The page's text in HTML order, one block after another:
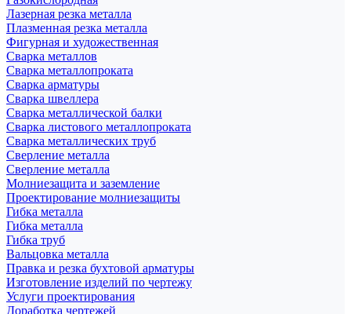
Лазерная резка металла
Плазменная резка металла
Фигурная и художественная
Сварка металлов
Сварка металлопроката
Сварка арматуры
Сварка швеллера
Сварка металлической балки
Сварка листового металлопроката
Сварка металлических труб
Сверление металла
Сверление металла
Молниезащита и заземление
Проектирование молниезащиты
Гибка металла
Гибка металла
Гибка труб
Вальцовка металла
Правка и резка бухтовой арматуры
Изготовление изделий по чертежу
Услуги проектирования
Доработка чертежей